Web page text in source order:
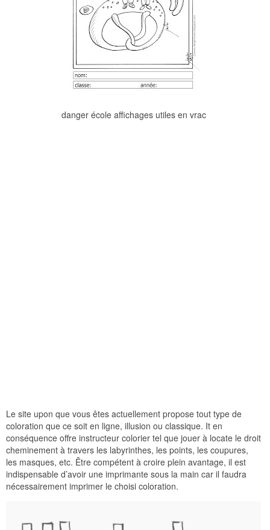
danger école affichages utiles en vrac
Le site upon que vous êtes actuellement propose tout type de
coloration que ce soit en ligne, illusion ou classique. It en
conséquence offre instructeur colorier tel que jouer à locate le droit
cheminement à travers les labyrinthes, les points, les coupures,
les masques, etc. Être compétent à croire plein avantage, il est
indispensable d’avoir une imprimante sous la main car il faudra
nécessairement imprimer le choisi coloration.